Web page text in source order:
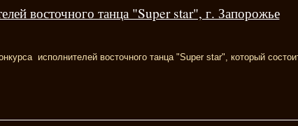
восточного танца "Super star", г. Запорожье
исполнителей восточного танца "Super star", который